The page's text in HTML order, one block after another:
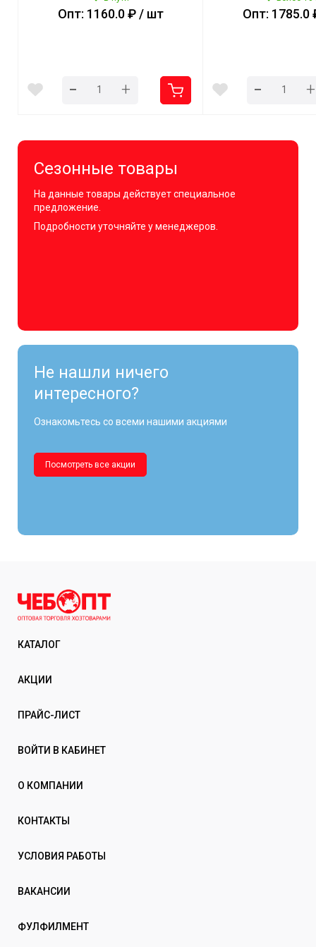
Опт: 1160.0 ₽ / шт
- +
Опт: 1785.0
- +
Сезонные товары
На данные товары действует специальное
предложение.
Подробности уточняйте у менеджеров.
Не нашли ничего
интересного?
Ознакомьтесь со всеми нашими акциями
Посмотреть все акции
КАТАЛОГ
АКЦИИ
ПРАЙС-ЛИСТ
ВОЙТИ В КАБИНЕТ
О КОМПАНИИ
КОНТАКТЫ
УСЛОВИЯ РАБОТЫ
ВАКАНСИИ
ФУЛФИЛМЕНТ